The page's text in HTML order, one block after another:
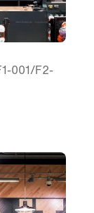
001/F2-